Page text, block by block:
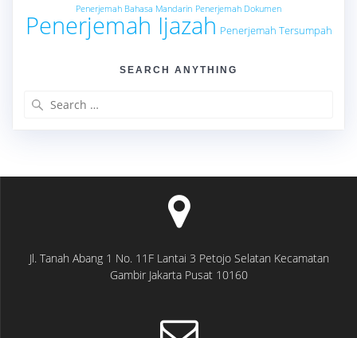
Penerjemah Bahasa Mandarin Penerjemah Dokumen
Penerjemah Ijazah Penerjemah Tersumpah
SEARCH ANYTHING
Jl. Tanah Abang 1 No. 11F Lantai 3 Petojo Selatan Kecamatan
Gambir Jakarta Pusat 10160